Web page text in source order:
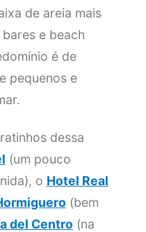
de areia mais
e beach
é de
pequenos e
dessa
(um pouco
o Hotel Real
(bem
del Centro(na